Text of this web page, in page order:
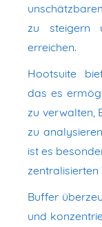
zu steigern
erreichen.
Hootsuite
das es
zu verwalten,
zu
ist es
Buffer
und